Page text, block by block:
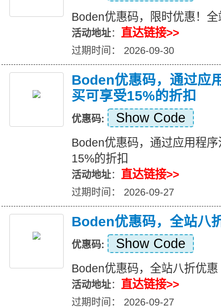
Boden优惠码，限时优惠！
活动地址： 直达链接>>
过期时间： 2026-09-30
Boden优惠码，通过应
买可享受15%的折扣
优惠码: Show Code
Boden优惠码，通过应用程
15%的折扣
活动地址： 直达链接>>
过期时间： 2026-09-27
Boden优惠码，全站八
优惠码: Show Code
Boden优惠码，全站八折优惠
活动地址： 直达链接>>
过期时间： 2026-09-27